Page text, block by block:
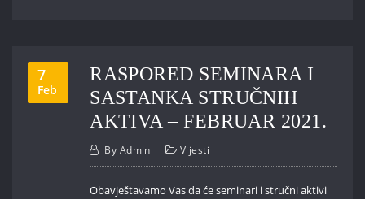
7
Feb
RASPORED SEMINARA I
SASTANKA STRUČNIH
AKTIVA – FEBRUAR 2021.
By Admin Vijesti
Obavještavamo Vas da će seminari i stručni aktivi